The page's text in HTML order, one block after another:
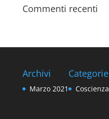
Commenti recenti
Archivi
Marzo 2021
Categorie
Coscienza